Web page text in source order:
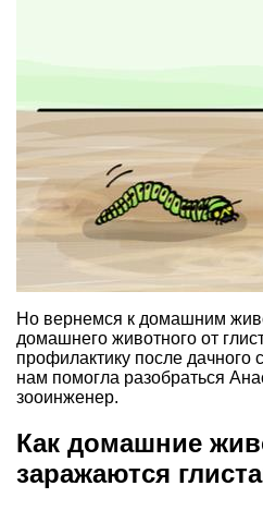
Но вернемся к домашним
домашнего животного от
профилактику после дачного
нам помогла разобраться
зооинженер.
Как домашние
заражаются